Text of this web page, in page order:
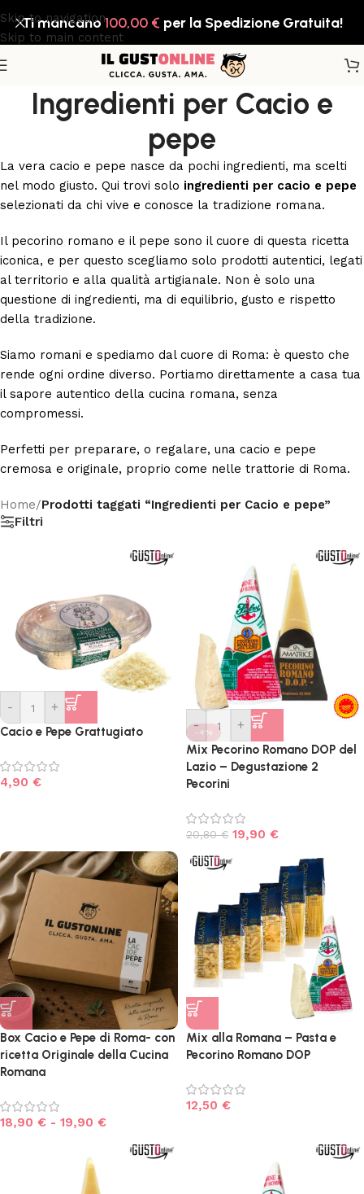
Skip to navigation
Skip to main content
Ti mancano100,00 € per la Spedizione Gratuita!
Ingredienti per Cacio e
pepe
La vera cacio e pepe nasce da pochi ingredienti, ma scelti
nel modo giusto. Qui trovi solo ingredienti per cacio e pepe
selezionati da chi vive e conosce la tradizione romana.
Il pecorino romano e il pepe sono il cuore di questa ricetta
iconica, e per questo scegliamo solo prodotti autentici, legati
al territorio e alla qualità artigianale. Non è solo una
questione di ingredienti, ma di equilibrio, gusto e rispetto
della tradizione.
Siamo romani e spediamo dal cuore di Roma: è questo che
rende ogni ordine diverso. Portiamo direttamente a casa tua
il sapore autentico della cucina romana, senza
compromessi.
Perfetti per preparare, o regalare, una cacio e pepe
cremosa e originale, proprio come nelle trattorie di Roma.
Home/Prodotti taggati “Ingredienti per Cacio e pepe”
Filtri
-
+
Cacio e Pepe Grattugiato
4,90 €
-4%
-
+
Mix Pecorino Romano DOP del
Lazio – Degustazione 2
Pecorini
20,80€ 19,90 €
Box Cacio e Pepe di Roma- con
ricetta Originale della Cucina
Romana
18,90 € - 19,90 €
Mix alla Romana – Pasta e
Pecorino Romano DOP
12,50 €